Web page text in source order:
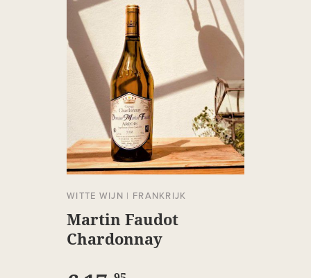
WITTE WIJN | FRANKRIJK
Martin Faudot
Chardonnay